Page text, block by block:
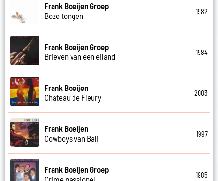
Frank Boeijen Groep
Boze tongen
1982
Frank Boeijen Groep
Brieven van een eiland
1984
Frank Boeijen
Chateau de Fleury
2003
Frank Boeijen
Cowboys van Bali
1997
Frank Boeijen Groep
Crime passionel
1985